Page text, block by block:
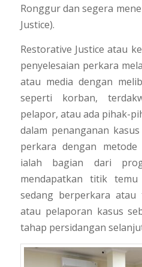
Ronggur dan segera
Justice).
Restorative Justiceatau
penyelesaian perkara
atau media dengan
seperti korban,
pelapor, atau ada pihak-
dalam penanganan
perkara dengan metode
ialah bagian dari
mendapatkan titik
sedang berperkara
atau pelaporan kasus
tahap persidangan